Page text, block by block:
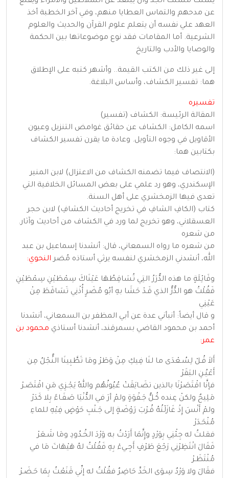
عن مدحهم والتماس العطايا منهم، وفي آخر الخطبة أخذ
العهد علي نفسه أن يتعلم علوم القرآن والحديث والعلوم
الشرعية. أما المقامات فقد نوع موضوعاتها بين الحكمة
والوصايا والأدب والتاريخ
إلى غير ذلك من الكتب القيمة.. وأشهر كتبه على الإطلاق
هما: تفسير الكشاف، وأساس البلاغة.
تفسيره
المقالة الرئيسة: الكشاف (تفسير)
اسمه الكامل: الكشاف عن حقائق غوامض التنزيل وعيون
الأقاويل في وجوه التأويل. وعادة ما يقرن تفسير الكشاف
بكتابين هما:
(الانتصاف فيما تضمنه الكشاف من الاعتزال) لابن المنير
الإسكندري، وهو رد علمي على بعض المسائل الخلافية التي
تعدى فيها الزمخشري على أهل السنة.
كتاب (الكافِ الشافِ في تخريج أحاديث الكشافِ) لابن حجر
العسقلاني، وهو تخريج لما ورد في الكشاف من أحاديث وآثار.
من شعره
من شعره ما رواه السمعاني، قال: أنشدنا إسماعيل بن عبد
الله، أنشدني الزمخشري لنفسه يرثي أستاذه مُضر النحوي:
وقَائِلَةٍ ما هذه الدُّرَرُ التِي تُسَاقِطُهَا عَيْنَاكَ سِمْطَيْنِ سِمْطَيْنِ
فَقُلْتُ هو الدُّرُّ الذي قَـدْ حَشَا بهِ أبُو مُضَرٍ أُذْنِي تَسَاقَطَ مِنْ
عَيْنِي
و قال أيضاً: أنبأني عدة عن أبي المظفر بن السمعاني، أنشدنا
أحمد بن محمود القاضي بسمرقند، أنشدنا أستاذي محمود بن
عمر:
أَلاَ قُـلْ لِسُـعْدَى ما لنَا فِيكِ مِنْ وَطَرْ ومَا تَطَّبِينَا النُّجْلُ مِن
أَعْيُـنِ البَقَرْ
فإنَّا اقْتَصَرْنَا بالذين تضَـايَقَتْ عُيُونُهُم واللهُ يَجْـزِي مَنِ اقْتَصَـرْ
مَلِيحٌ ولكنْ عِنده كُـلُّ جَـفْوَةٍ ولمْ أرَ في الدُّنْيَا صَفَـاءً بِلا كَدَرْ
ولمْ أَنْسَ إِذْ غَازَلْتُهُ قُـرْبَ رَوْضَةٍ إلى جَـنْبِ حَوْضٍ فِيْهِ للماءِ
مُنْحَـدَرْ
فقلـتُ له جِئْنِي بِوَرْدٍ وإِنَّمَا أَرَدْتُ به وَرْدَ الخُـدُودِ ومَا شَـعَرْ
فَقَالَ انْتَظِرْنِي رَجْعَ طَرْفٍ أَجِـيءْ بِهِ فَقُلْتُ لهُ هَيْهَاتَ مَا في
مُنْتَظَـرْ
فقَالَ ولا وَرْدٌ سِـوَى الخَدِّ حَاضِرٌ فقُلْتُ له إنِّي قَنَعْتُ بِمَا حَـضَـرْ